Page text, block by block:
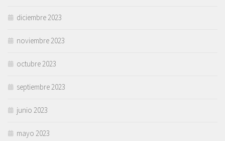
diciembre 2023
noviembre 2023
octubre 2023
septiembre 2023
junio 2023
mayo 2023